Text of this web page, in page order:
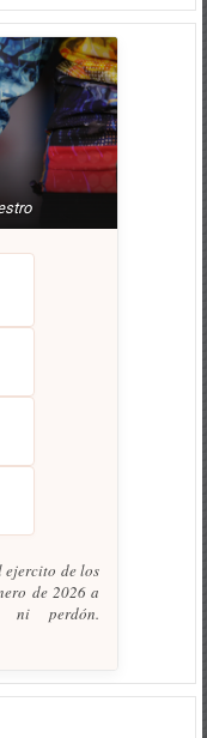
ejercito de los
de 2026 a
perdón.